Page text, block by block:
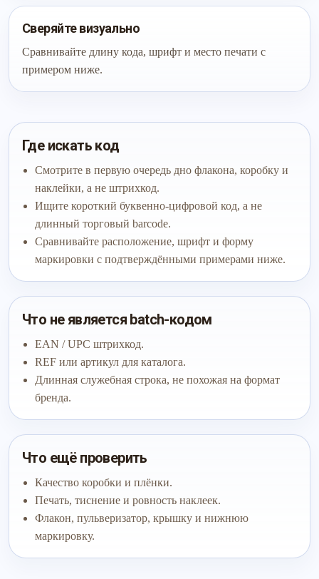
Сверяйте визуально
Сравнивайте длину кода, шрифт и место печати с
примером ниже.
Где искать код
Смотрите в первую очередь дно флакона, коробку и
наклейки, а не штрихкод.
Ищите короткий буквенно-цифровой код, а не
длинный торговый barcode.
Сравнивайте расположение, шрифт и форму
маркировки с подтверждёнными примерами ниже.
Что не является batch-кодом
EAN / UPC штрихкод.
REF или артикул для каталога.
Длинная служебная строка, не похожая на формат
бренда.
Что ещё проверить
Качество коробки и плёнки.
Печать, тиснение и ровность наклеек.
Флакон, пульверизатор, крышку и нижнюю
маркировку.